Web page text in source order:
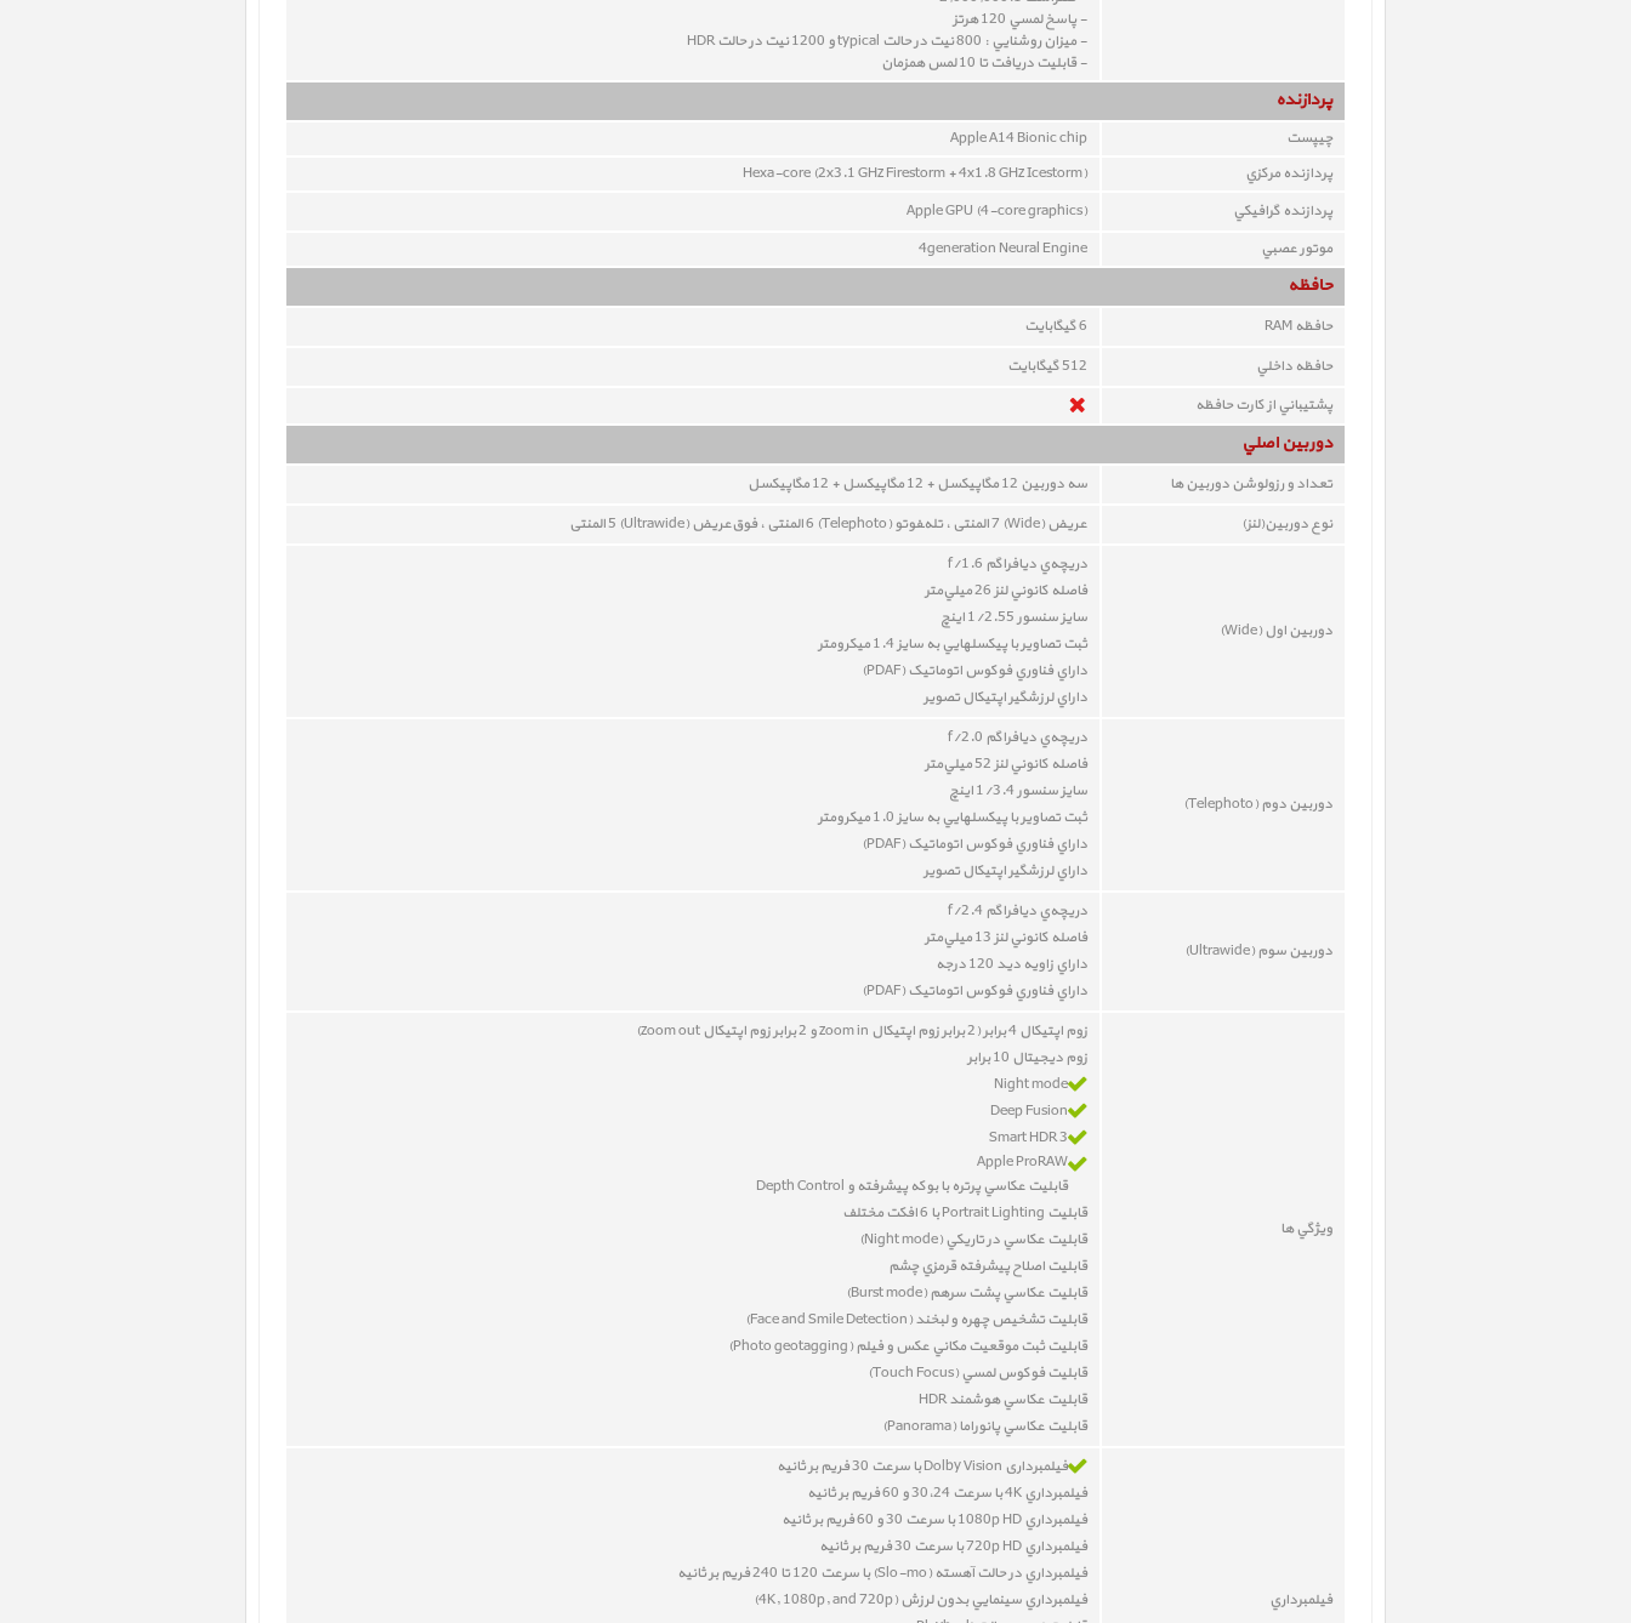
- پاسخ لمسي 120 هرتز
- ميزان روشنايي : 800 نيت در حالت typical و 1200 نيت در حالت HDR
- قابليت دريافت تا 10 لمس همزمان
پردازنده
چيپست
Apple A14 Bionic chip
پردازنده مرکزي
Hexa-core (2x3.1 GHz Firestorm + 4x1.8 GHz Icestorm)
پردازنده گرافيکي
Apple GPU (4-core graphics)
موتور عصبي
4generation Neural Engine
حافظه
حافظه RAM 6گيگابايت
حافظه داخلي
512گيگابايت
پشتيباني از کارت حافظه
دوربين اصلي
تعداد و رزولوشن دوربين ها سه دوربين 12 مگاپيکسل + 12 مگاپيکسل + 12
مگاپيکسل
نوع دوربين(لنز)
عريض (Wide) 7 المنتی ، تله‌‍فوتو (Telephoto) 6 المنتی ، فوق‌عريض (Ultrawide) 5 المنتی
دوربين اول (Wide)
دريچه‌ي ديافراگم f/1.6
فاصله کانوني لنز 26 ميلي‌متر
سايز سنسور 1/2.55 اينچ
ثبت تصاوير با پيکسل‎هايي به سايز 1.4 ميکرومتر
داراي فناوري فوکوس اتوماتيک (PDAF)
دارايلرزشگير اپتيکال تصوير
دوربين دوم (Telephoto
)
دريچه‌ي ديافراگم f/2.0
فاصله کانوني لنز 52 ميلي‌متر
سايز سنسور 1/3.4 اينچ
ثبت تصاوير با پيکسل‎هايي به سايز 1.0 ميکرومتر
داراي فناوري فوکوس اتوماتيک (PDAF)
دارايلرزشگير اپتيکال تصوير
دوربين سوم (Ultrawide
)
دريچه‌ي ديافراگم f/2.4
فاصله کانوني لنز 13 ميلي‌متر
داراي زاويه ديد 120 درجه
داراي فناوري فوکوس اتوماتيک (PDAF)
ويژگي ها
زوم اپتیکال 4 برابر (2 برابر زوم اپتیکال zoom in و 2 برابر زوم اپتیکال zoom out)
زوم دیجیتال 10 برابر
Night mode
Deep Fusion
Smart HDR 3
Apple ProRAW
قابليت عکاسي پرتره با بوکه پيشرفته و Depth Control
قابليت Portrait Lighting با 6 افکت مختلف
قابليت عکاسي در تاريکي (Night mode)
قابليت اصلاح پيشرفته قرمزي چشم
قابليت عکاسي پشت سرهم (Burst mode)
قابليت تشخيص چهره و لبخند(
Face and Smile Detection
)
قابليت ثبت موقعيت مکاني عکس و فيلم (Photo geotagging)
قابليت فوکوس لمسي (Touch Focus)
قابليت عکاسي هوشمند HDR
قابليت عکاسي پانوراما (Panorama)
فيلمبرداري
فیلمبرداری Dolby Vision با سرعت 30 فریم بر ثانیه
فيلمبرداري 4K با سرعت 30،24 و 60 فريم بر ثانيه
فيلمبرداري 1080p HD با سرعت 30 و 60 فريم بر ثانيه
فيلمبرداري 720p HD با سرعت 30 فريم بر ثانيه
فيلمبرداري در حالت آهسته (Slo-mo) با سرعت 120 تا 240 فريم بر ثانيه
فيلمبرداري سينمايي بدون لرزش (4K, 1080p, and 720p)